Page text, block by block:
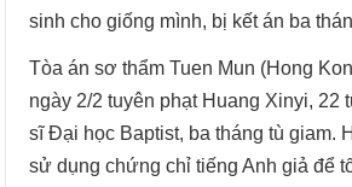
sinh cho giống mình, bị kết án ba
Tòa án sơ thẩm Tuen Mun (Hong
ngày 2/2 tuyên phạt Huang Xinyi, 22
sĩ Đại học Baptist, ba tháng tù giam.
sử dụng chứng chỉ tiếng Anh giả để